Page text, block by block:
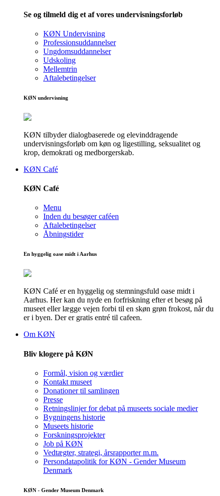
Se og tilmeld dig et af vores undervisningsforløb
KØN Undervisning
Professionsuddannelser
Ungdomsuddannelser
Udskoling
Mellemtrin
Aftalebetingelser
KØN undervisning
KØN tilbyder dialogbaserede og elevinddragende
undervisningsforløb om køn og ligestilling, seksualitet og
krop, demokrati og medborgerskab.
KØN Café
KØN Café
Menu
Inden du besøger caféen
Aftalebetingelser
Åbningstider
En hyggelig oase midt i Aarhus
KØN Café er en hyggelig og stemningsfuld oase midt i
Aarhus. Her kan du nyde en forfriskning efter et besøg på
museet eller lægge vejen forbi til en skøn grøn frokost, når du
er i byen. Der er gratis entré til cafeen.
Om KØN
Bliv klogere på KØN
Formål, vision og værdier
Kontakt museet
Donationer til samlingen
Presse
Retningslinjer for debat på museets sociale medier
Bygningens historie
Museets historie
Forskningsprojekter
Job på KØN
Vedtægter, strategi, årsrapporter m.m.
Persondatapolitik for KØN - Gender Museum
Denmark
KØN - Gender Museum Denmark